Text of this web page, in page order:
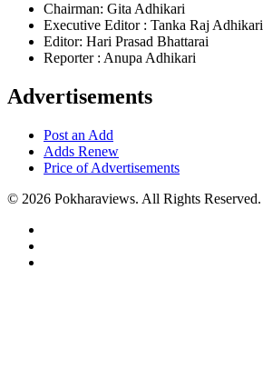
Chairman: Gita Adhikari
Executive Editor : Tanka Raj Adhikari
Editor: Hari Prasad Bhattarai
Reporter : Anupa Adhikari
Advertisements
Post an Add
Adds Renew
Price of Advertisements
© 2026 Pokharaviews. All Rights Reserved.